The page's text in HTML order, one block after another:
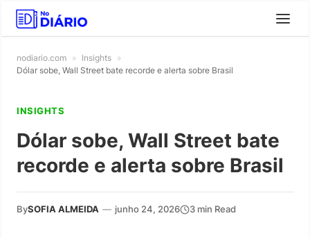
nodiario.com » Insights »
Dólar sobe, Wall Street bate recorde e alerta sobre Brasil
INSIGHTS
Dólar sobe, Wall Street bate
recorde e alerta sobre Brasil
BySOFIA ALMEIDA — junho 24, 2026 3 min Read